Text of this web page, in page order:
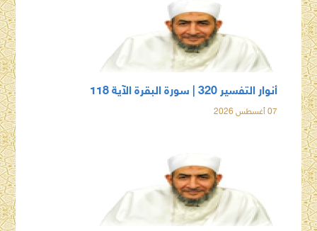
أنوار التفسير 320 | سورة البقرة الآية 118
07 أغسطس 2026